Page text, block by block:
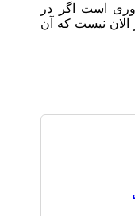
است اگر در
الان نیست که آن